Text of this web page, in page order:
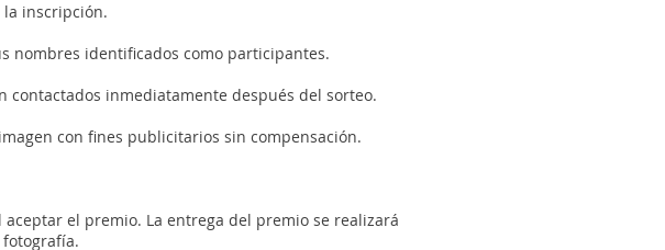
la inscripción.
nombres identificados como participantes.
contactados inmediatamente después del sorteo.
con fines publicitarios sin compensación.
el premio. La entrega del premio se realizará